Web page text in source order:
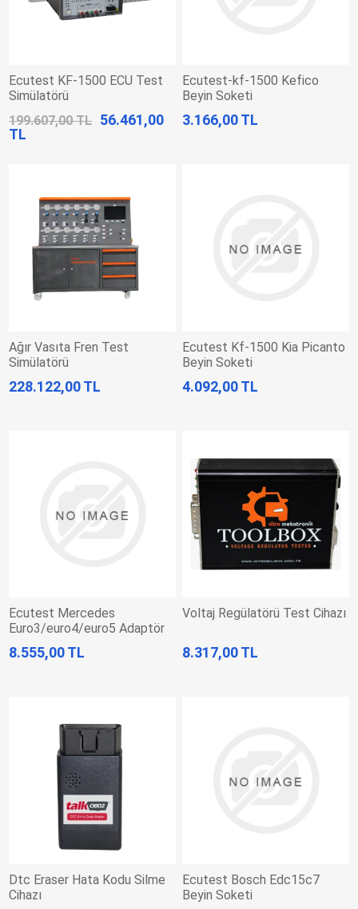
Ecutest KF-1500 ECU Test
Simülatörü
199.607,00 TL 56.461,00
TL
Ecutest-kf-1500 Kefico
Beyin Soketi
3.166,00 TL
Ağır Vasıta Fren Test
Simülatörü
228.122,00 TL
Ecutest Kf-1500 Kia Picanto
Beyin Soketi
4.092,00 TL
Ecutest Mercedes
Euro3/euro4/euro5 Adaptör
8.555,00 TL
Voltaj Regülatörü Test Cihazı
8.317,00 TL
Dtc Eraser Hata Kodu Silme
Cihazı
Ecutest Bosch Edc15c7
Beyin Soketi